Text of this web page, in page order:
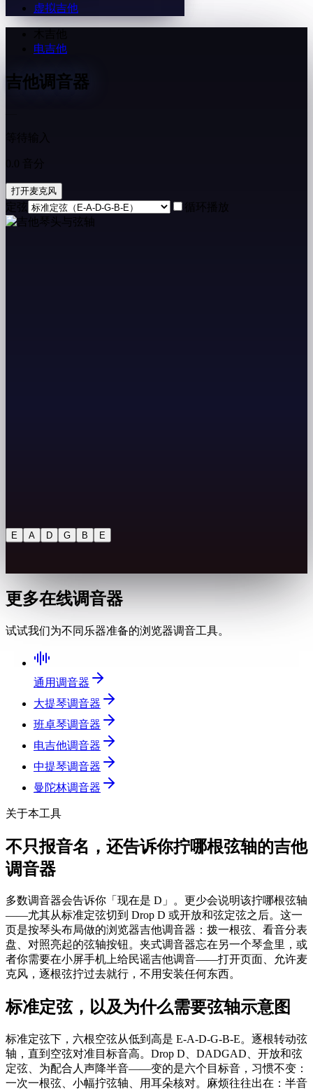
虚拟吉他
电吉他
吉他调音器
等待输入
0.0 音分
打开麦克风
定弦 循环播放
E A D G B E
更多在线调音器
试试我们为不同乐器准备的浏览器调音工具。
通用调音器
大提琴调音器
班卓琴调音器
电吉他调音器
中提琴调音器
曼陀林调音器
关于本工具
不只报音名，还告诉你拧哪根弦轴的吉他
调音器
多数调音器会告诉你「现在是 D」。更少会说明该拧哪根弦轴
——尤其从标准定弦切到 Drop D 或开放和弦定弦之后。这一
页是按琴头布局做的浏览器吉他调音器：拨一根弦、看音分表
盘、对照亮起的弦轴按钮。夹式调音器忘在另一个琴盒里，或
者你需要在小屏手机上给民谣吉他调音——打开页面、允许麦
克风，逐根弦拧过去就行，不用安装任何东西。
标准定弦，以及为什么需要弦轴示意图
标准定弦下，六根空弦从低到高是 E-A-D-G-B-E。逐根转动弦
轴，直到空弦对准目标音高。Drop D、DADGAD、开放和弦
定弦、为配合人声降半音——变的是六个目标音，习惯不变：
一次一根弦、小幅拧弦轴、用耳朵核对。麻烦往往出在：半音